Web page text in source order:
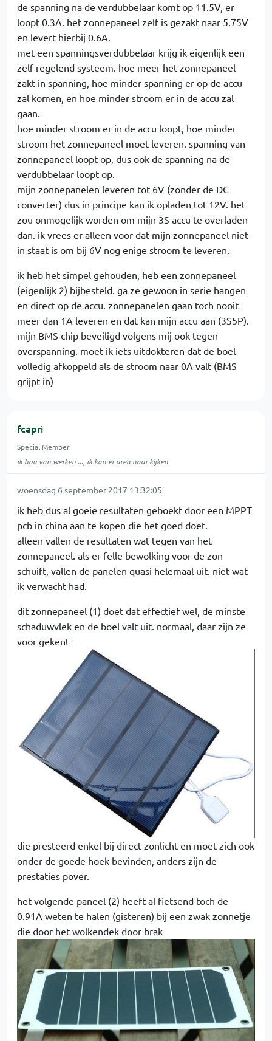
de spanning na de verdubbelaar komt op 11.5V, er
loopt 0.3A. het zonnepaneel zelf is gezakt naar 5.75V
en levert hierbij 0.6A.
met een spanningsverdubbelaar krijg ik eigenlijk een
zelf regelend systeem. hoe meer het zonnepaneel
zakt in spanning, hoe minder spanning er op de accu
zal komen, en hoe minder stroom er in de accu zal
gaan.
hoe minder stroom er in de accu loopt, hoe minder
stroom het zonnepaneel moet leveren. spanning van
zonnepaneel loopt op, dus ook de spanning na de
verdubbelaar loopt op.
mijn zonnepanelen leveren tot 6V (zonder de DC
converter) dus in principe kan ik opladen tot 12V. het
zou onmogelijk worden om mijn 3S accu te overladen
dan. ik vrees er alleen voor dat mijn zonnepaneel niet
in staat is om bij 6V nog enige stroom te leveren.
ik heb het simpel gehouden, heb een zonnepaneel
(eigenlijk 2) bijbesteld. ga ze gewoon in serie hangen
en direct op de accu. zonnepanelen gaan toch nooit
meer dan 1A leveren en dat kan mijn accu aan (3S5P).
mijn BMS chip beveiligd volgens mij ook tegen
overspanning. moet ik iets uitdokteren dat de boel
volledig afkoppeld als de stroom naar 0A valt (BMS
grijpt in)
fcapri
Special Member
ik hou van werken ..., ik kan er uren naar kijken
woensdag 6 september 2017 13:32:05
ik heb dus al goeie resultaten geboekt door een MPPT
pcb in china aan te kopen die het goed doet.
alleen vallen de resultaten wat tegen van het
zonnepaneel. als er felle bewolking voor de zon
schuift, vallen de panelen quasi helemaal uit. niet wat
ik verwacht had.
dit zonnepaneel (1) doet dat effectief wel, de minste
schaduwvlek en de boel valt uit. normaal, daar zijn ze
voor gekent
die presteerd enkel bij direct zonlicht en moet zich ook
onder de goede hoek bevinden, anders zijn de
prestaties pover.
het volgende paneel (2) heeft al fietsend toch de
0.91A weten te halen (gisteren) bij een zwak zonnetje
die door het wolkendek door brak